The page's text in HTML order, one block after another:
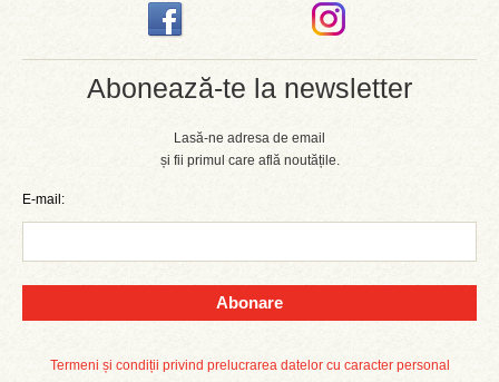
Abonează-te la newsletter
Lasă-ne adresa de email
și fii primul care află noutățile.
E-mail:
Abonare
Termeni și condiții privind prelucrarea datelor cu caracter personal